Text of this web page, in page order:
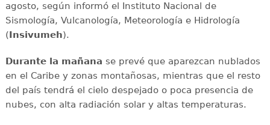
agosto, según informó el Instituto Nacional de
Sismología, Vulcanología, Meteorología e Hidrología
(Insivumeh).
Durante la mañana se prevé que aparezcan nublados
en el Caribe y zonas montañosas, mientras que el resto
del país tendrá el cielo despejado o poca presencia de
nubes, con alta radiación solar y altas temperaturas.